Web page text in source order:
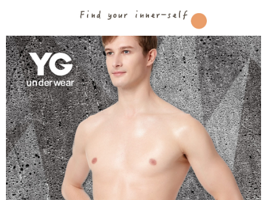
２．訂單成立數日內，您將收到繳費通知簡訊。
３．收到繳費通知簡訊後14天內，點擊此簡訊中的連結，可透過四大超商／
※ 請注意：結帳手續完成當下不需立刻繳費，但若您需要取消訂單，請聯絡
購買商品的店家。未經商家同意取消之訂單仍視為有效，需透過AFTEE先享
後付繳納相關費用。
※ 交易是否成功請以「AFTEE先享後付 」之結帳頁面顯示為準，若有關於
是否繳費成功／繳費後需取消欲退款等相關疑問，請聯繫「AFTEE先享後付
客戶支援中心」https://netprotections.freshdesk.com/support/home
【注意事項】
１．透過由恩沛科技股份有限公司提供之「AFTEE先享後付」服務完成之交
易，需依本服務之必要範圍內提供個人資料，並將交易相關給付款項請求債
權轉讓予恩沛科技股份有限公司。
２．關於個人資料處理事宜，請瀏覽以下網址：
https://aftee.tw/terms/#terms3
３．未成年的使用者請事先徵得法定代理人或監護人之同意方可使用
「AFTEE先享後付」，若未經同意申辦者引起之損失，本公司不負相關責
付款後7-11取貨
每筆NT$80，滿NT$899(含以上)免運費
宅配
每筆NT$100，滿NT$899(含以上)免運費